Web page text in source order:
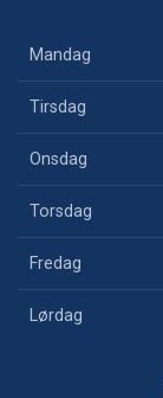
Mandag
Tirsdag
Onsdag
Torsdag
Fredag
Lørdag